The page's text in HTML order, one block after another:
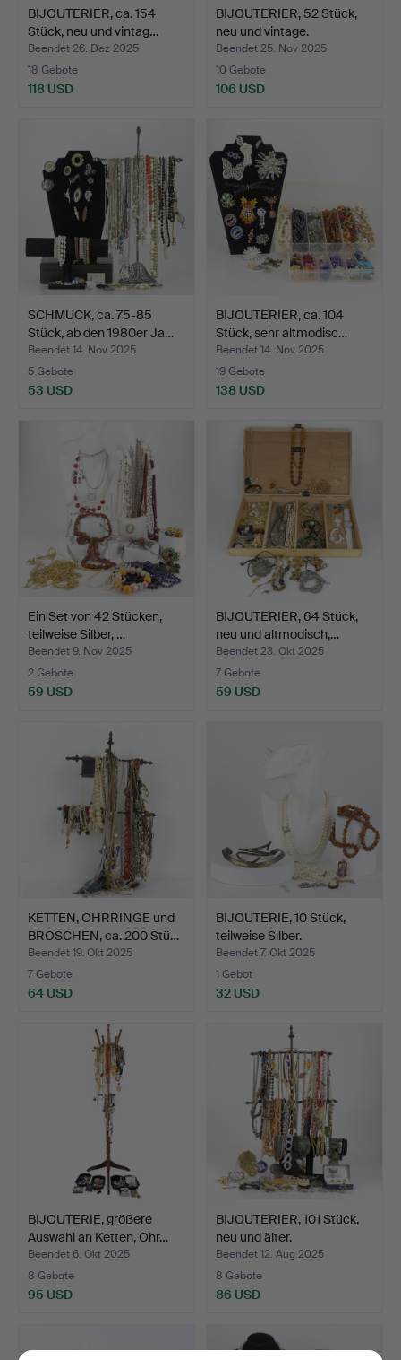
BIJOUTERIER, ca. 154
Stück, neu und vintag…
Beendet 26. Dez 2025
18 Gebote
118 USD
BIJOUTERIER, 52 Stück,
neu und vintage.
Beendet 25. Nov 2025
10 Gebote
106 USD
SCHMUCK, ca. 75-85
Stück, ab den 1980er Ja…
Beendet 14. Nov 2025
5 Gebote
53 USD
BIJOUTERIER, ca. 104
Stück, sehr altmodisc…
Beendet 14. Nov 2025
19 Gebote
138 USD
Ein Set von 42 Stücken,
teilweise Silber, …
Beendet 9. Nov 2025
2 Gebote
59 USD
BIJOUTERIER, 64 Stück,
neu und altmodisch,…
Beendet 23. Okt 2025
7 Gebote
59 USD
KETTEN, OHRRINGE und
BROSCHEN, ca. 200 Stü…
Beendet 19. Okt 2025
7 Gebote
64 USD
BIJOUTERIE, 10 Stück,
teilweise Silber.
Beendet 7. Okt 2025
1 Gebot
32 USD
BIJOUTERIE, größere
Auswahl an Ketten, Ohr…
Beendet 6. Okt 2025
8 Gebote
95 USD
BIJOUTERIER, 101 Stück,
neu und älter.
Beendet 12. Aug 2025
8 Gebote
86 USD